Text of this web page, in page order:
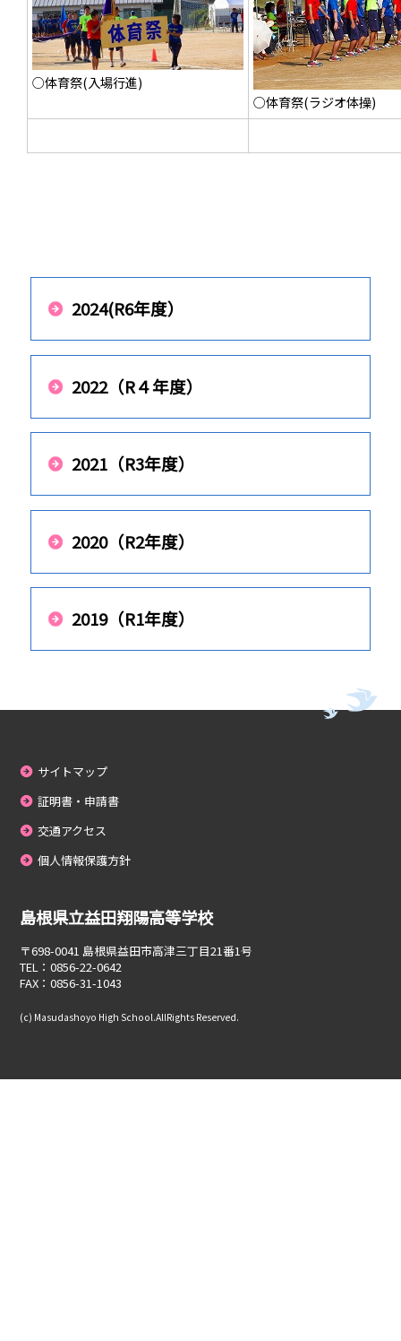
○体育祭(入場行進)
○体育祭(ラジオ体操)
2024(R6年度）
2022（R４年度）
2021（R3年度）
2020（R2年度）
2019（R1年度）
サイトマップ
証明書・申請書
交通アクセス
個人情報保護方針
島根県立益田翔陽高等学校
〒698-0041 島根県益田市高津三丁目21番1号
TEL：0856-22-0642
FAX：0856-31-1043
(c) Masudashoyo High School.AllRights Reserved.